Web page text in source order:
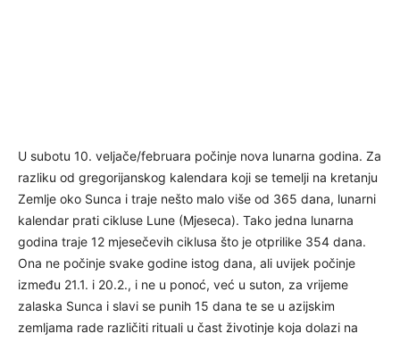
U subotu 10. veljače/februara počinje nova lunarna godina. Za
razliku od gregorijanskog kalendara koji se temelji na kretanju
Zemlje oko Sunca i traje nešto malo više od 365 dana, lunarni
kalendar prati cikluse Lune (Mjeseca). Tako jedna lunarna
godina traje 12 mjesečevih ciklusa što je otprilike 354 dana.
Ona ne počinje svake godine istog dana, ali uvijek počinje
između 21.1. i 20.2., i ne u ponoć, već u suton, za vrijeme
zalaska Sunca i slavi se punih 15 dana te se u azijskim
zemljama rade različiti rituali u čast životinje koja dolazi na